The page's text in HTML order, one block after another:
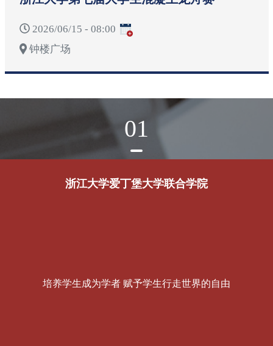
2026/06/15 - 08:00
钟楼广场
01
浙江大学爱丁堡大学联合学院
培养学生成为学者 赋予学生行走世界的自由